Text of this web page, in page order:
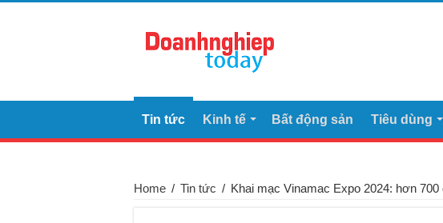
Tin tức Kinh tế Bất động sản Tiêu dùng
Home / Tin tức / Khai mạc Vinamac Expo 2024: hơn